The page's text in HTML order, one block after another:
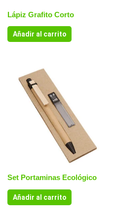
Lápiz Grafito Corto
Añadir al carrito
Set Portaminas Ecológico
Añadir al carrito